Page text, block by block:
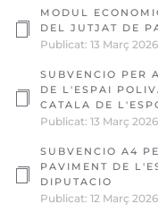
MODUL
DEL JUTJAT DE
Publicat: 13 Març 2026
SUBVENCIO PER
DE L'ESPAI
CATALA DE
Publicat: 13 Març 2026
SUBVENCIO A4
PAVIMENT DE
DIPUTACIO
Publicat: 12 Març 2026